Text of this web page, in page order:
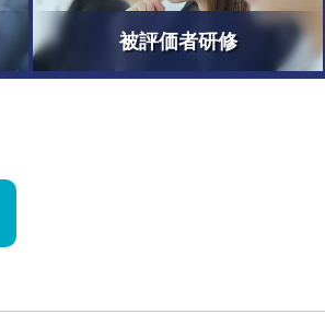
被評価者研修